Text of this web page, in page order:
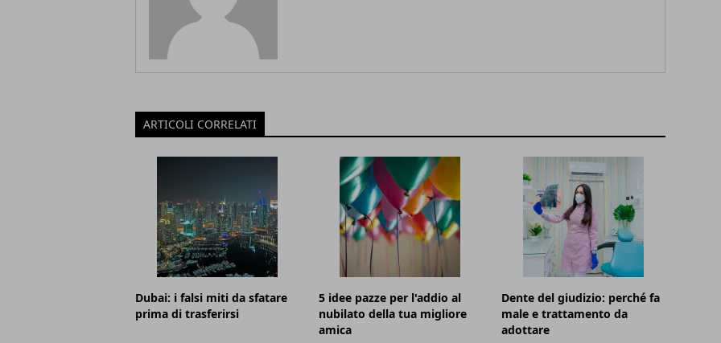
ARTICOLI CORRELATI
Dubai: i falsi miti da sfatare
prima di trasferirsi
5 idee pazze per l'addio al
nubilato della tua migliore
amica
Dente del giudizio: perché fa
male e trattamento da
adottare